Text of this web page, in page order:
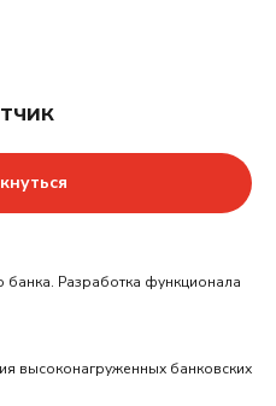
банка. Разработка функционала
высоконагруженных банковских